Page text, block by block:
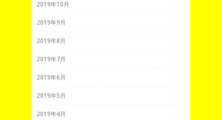
2019年10月
2019年9月
2019年8月
2019年7月
2019年6月
2019年5月
2019年4月